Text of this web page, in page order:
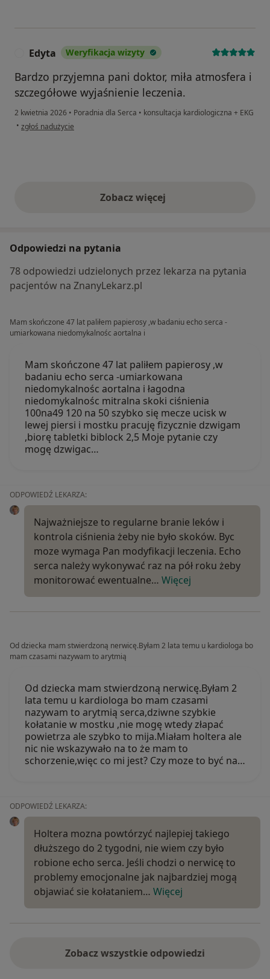
Edyta Weryfikacja wizyty
Bardzo przyjemna pani doktor, miła atmosfera i
szczegółowe wyjaśnienie leczenia.
2 kwietnia 2026 • Poradnia dla Serca • konsultacja kardiologiczna + EKG
• w opinii użytkownika Edyta
zgłoś nadużycie
Zobacz więcejopinie powyżej
Odpowiedzi na pytania
78 odpowiedzi udzielonych przez lekarza na pytania
pacjentów na ZnanyLekarz.pl
Mam skończone 47 lat paliłem papierosy ,w badaniu echo serca -
umiarkowana niedomykalnośc aortalna i
Mam skończone 47 lat paliłem papierosy ,w
badaniu echo serca -umiarkowana
niedomykalnośc aortalna i łagodna
niedomykalnośc mitralna skoki ciśnienia
100na49 120 na 50 szybko się mecze ucisk w
lewej piersi i mostku pracuję fizycznie dzwigam
,biorę tabletki biblock 2,5 Moje pytanie czy
mogę dzwigac…
ODPOWIEDŹ LEKARZA:
Najważniejsze to regularne branie leków i
kontrola ciśnienia żeby nie było skoków. Byc
moze wymaga Pan modyfikacji leczenia. Echo
serca należy wykonywać raz na pół roku żeby
monitorować ewentualne… Więcej
Od dziecka mam stwierdzoną nerwicę.Byłam 2 lata temu u kardiologa bo
mam czasami nazywam to arytmią
Od dziecka mam stwierdzoną nerwicę.Byłam 2
lata temu u kardiologa bo mam czasami
nazywam to arytmią serca,dziwne szybkie
kołatanie w mostku ,nie mogę wtedy złapać
powietrza ale szybko to mija.Miałam holtera ale
nic nie wskazywało na to że mam to
schorzenie,więc co mi jest? Czy moze to być na…
ODPOWIEDŹ LEKARZA:
Holtera mozna powtórzyć najlepiej takiego
dłuższego do 2 tygodni, nie wiem czy było
robione echo serca. Jeśli chodzi o nerwicę to
problemy emocjonalne jak najbardziej mogą
objawiać sie kołataniem… Więcej
Zobacz wszystkie odpowiedzi